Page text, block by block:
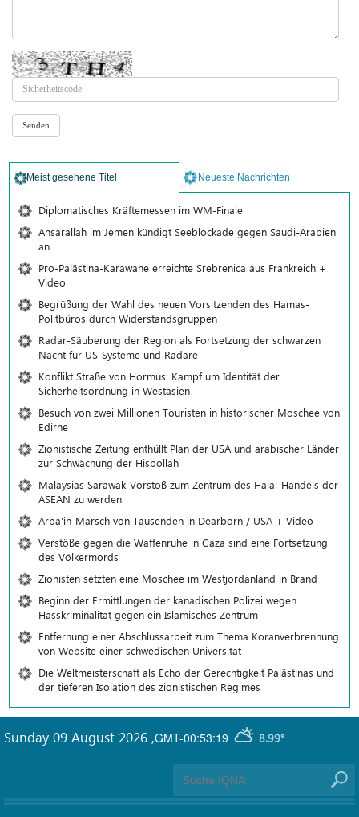
Meist gesehene Titel Neueste Nachrichten
Diplomatisches Kräftemessen im WM-Finale
Ansarallah im Jemen kündigt Seeblockade gegen Saudi-Arabien
an
Pro-Palästina-Karawane erreichte Srebrenica aus Frankreich +
Video
Begrüßung der Wahl des neuen Vorsitzenden des Hamas-
Politbüros durch Widerstandsgruppen
Radar-Säuberung der Region als Fortsetzung der schwarzen
Nacht für US-Systeme und Radare
Konflikt Straße von Hormus: Kampf um Identität der
Sicherheitsordnung in Westasien
Besuch von zwei Millionen Touristen in historischer Moschee von
Edirne
Zionistische Zeitung enthüllt Plan der USA und arabischer Länder
zur Schwächung der Hisbollah
Malaysias Sarawak-Vorstoß zum Zentrum des Halal-Handels der
ASEAN zu werden
Arba'in-Marsch von Tausenden in Dearborn / USA + Video
Verstöße gegen die Waffenruhe in Gaza sind eine Fortsetzung
des Völkermords
Zionisten setzten eine Moschee im Westjordanland in Brand
Beginn der Ermittlungen der kanadischen Polizei wegen
Hasskriminalität gegen ein Islamisches Zentrum
Entfernung einer Abschlussarbeit zum Thema Koranverbrennung
von Website einer schwedischen Universität
Die Weltmeisterschaft als Echo der Gerechtigkeit Palästinas und
der tieferen Isolation des zionistischen Regimes
GMT-00:53:19 8.99°
Sunday 09 August 2026 ,